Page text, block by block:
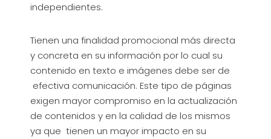
independientes.
Tienen una finalidad promocional más directa
y concreta en su información por lo cual su
contenido en texto e imágenes debe ser de
efectiva comunicación. Este tipo de páginas
exigen mayor compromiso en la actualización
de contenidos y en la calidad de los mismos
ya que tienen un mayor impacto en su